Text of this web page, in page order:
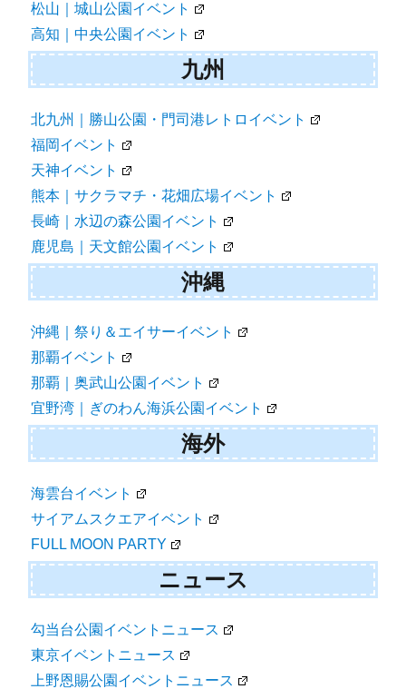
松山｜城山公園イベント
高知｜中央公園イベント
九州
北九州｜勝山公園・門司港レトロイベント
福岡イベント
天神イベント
熊本｜サクラマチ・花畑広場イベント
長崎｜水辺の森公園イベント
鹿児島｜天文館公園イベント
沖縄
沖縄｜祭り＆エイサーイベント
那覇イベント
那覇｜奥武山公園イベント
宜野湾｜ぎのわん海浜公園イベント
海外
海雲台イベント
サイアムスクエアイベント
FULL MOON PARTY
ニュース
勾当台公園イベントニュース
東京イベントニュース
上野恩賜公園イベントニュース